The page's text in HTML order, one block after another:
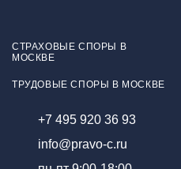
СТРАХОВЫЕ СПОРЫ В
МОСКВЕ
ТРУДОВЫЕ СПОРЫ В МОСКВЕ
+7 495 920 36 93
info@pravo-c.ru